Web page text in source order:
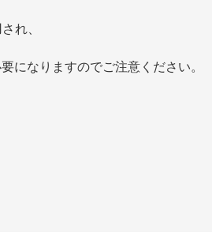
れ、
になりますのでご注意ください。